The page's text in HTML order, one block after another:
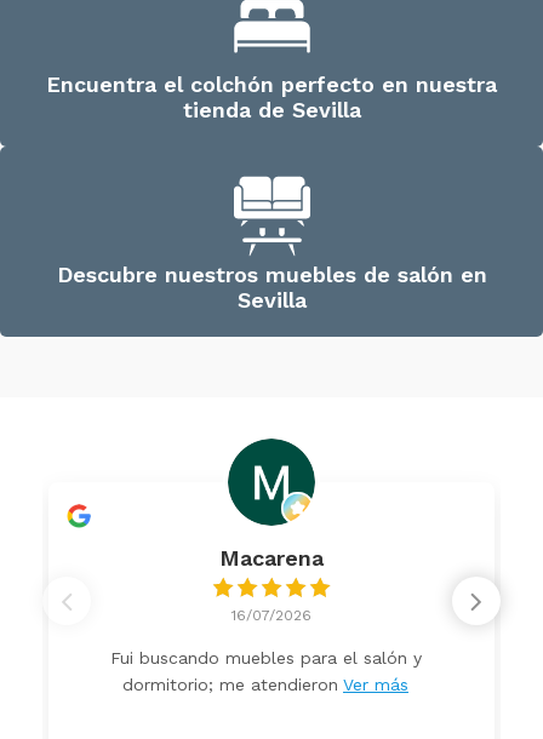
Encuentra el colchón perfecto en nuestra
tienda de Sevilla
Descubre nuestros muebles de salón en
Sevilla
Macarena
16/07/2026
Fui buscando muebles para el salón y
dormitorio; me atendieron Ver más